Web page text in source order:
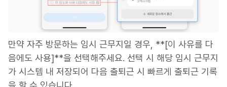
만약 자주 방문하는 임시 근무지일 경우, **[이 사유를 다
음에도 사용]**을 선택해주세요. 선택 시 해당 임시 근무지
가 시스템 내 저장되어 다음 출퇴근 시 빠르게 출퇴근 기록